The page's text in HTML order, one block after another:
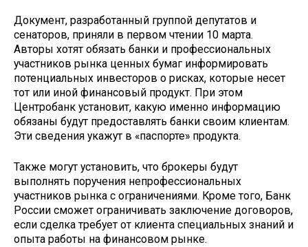
Документ, разработанный группой депутатов и
сенаторов, приняли в первом чтении 10 марта.
Авторы хотят обязать банки и профессиональных
участников рынка ценных бумаг информировать
потенциальных инвесторов о рисках, которые несет
тот или иной финансовый продукт. При этом
Центробанк установит, какую именно информацию
обязаны будут предоставлять банки своим клиентам.
Эти сведения укажут в «паспорте» продукта.
Также могут установить, что брокеры будут
выполнять поручения непрофессиональных
участников рынка с ограничениями. Кроме того, Банк
России сможет ограничивать заключение договоров,
если сделка требует от клиента специальных знаний и
опыта работы на финансовом рынке.